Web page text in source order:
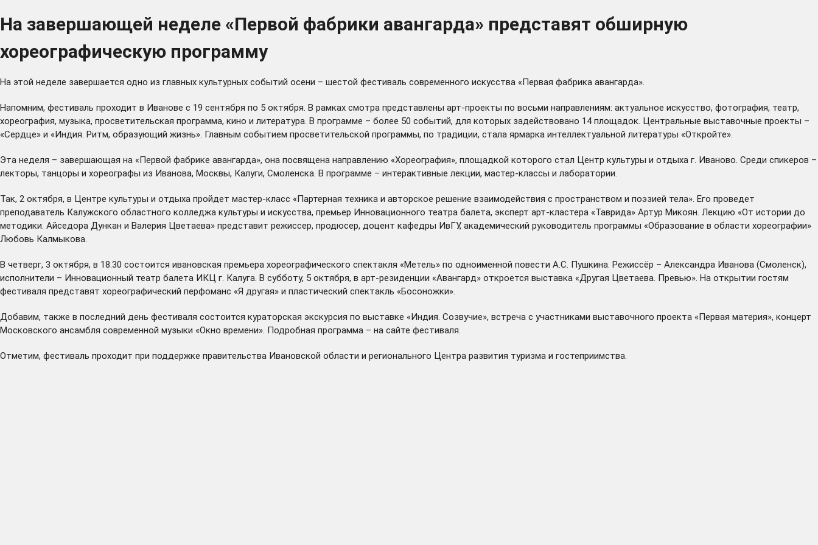
На завершающей неделе «Первой фабрики авангарда» представят обширную
хореографическую программу
На этой неделе завершается одно из главных культурных событий осени – шестой фестиваль современного искусства «Первая фабрика авангарда».
Напомним, фестиваль проходит в Иванове с 19 сентября по 5 октября. В рамках смотра представлены арт-проекты по восьми направлениям: актуальное искусство, фотография, театр,
хореография, музыка, просветительская программа, кино и литература. В программе – более 50 событий, для которых задействовано 14 площадок. Центральные выставочные проекты –
«Сердце» и «Индия. Ритм, образующий жизнь». Главным событием просветительской программы, по традиции, стала ярмарка интеллектуальной литературы «Откройте».
Эта неделя – завершающая на «Первой фабрике авангарда», она посвящена направлению «Хореография», площадкой которого стал Центр культуры и отдыха г. Иваново. Среди спикеров –
лекторы, танцоры и хореографы из Иванова, Москвы, Калуги, Смоленска. В программе – интерактивные лекции, мастер-классы и лаборатории.
Так, 2 октября, в Центре культуры и отдыха пройдет мастер-класс «Партерная техника и авторское решение взаимодействия с пространством и поэзией тела». Его проведет
преподаватель Калужского областного колледжа культуры и искусства, премьер Инновационного театра балета, эксперт арт-кластера «Таврида» Артур Микоян. Лекцию «От истории до
методики. Айседора Дункан и Валерия Цветаева» представит режиссер, продюсер, доцент кафедры ИвГУ, академический руководитель программы «Образование в области хореографии»
Любовь Калмыкова.
В четверг, 3 октября, в 18.30 состоится ивановская премьера хореографического спектакля «Метель» по одноименной повести А.С. Пушкина. Режиссёр – Александра Иванова (Смоленск),
исполнители – Инновационный театр балета ИКЦ г. Калуга. В субботу, 5 октября, в арт-резиденции «Авангард» откроется выставка «Другая Цветаева. Превью». На открытии гостям
фестиваля представят хореографический перфоманс «Я другая» и пластический спектакль «Босоножки».
Добавим, также в последний день фестиваля состоится кураторская экскурсия по выставке «Индия. Созвучие», встреча с участниками выставочного проекта «Первая материя», концерт
Московского ансамбля современной музыки «Окно времени». Подробная программа – на сайте фестиваля.
Отметим, фестиваль проходит при поддержке правительства Ивановской области и регионального Центра развития туризма и гостеприимства.